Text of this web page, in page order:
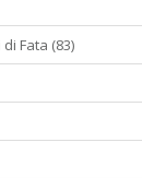
Fata (83)